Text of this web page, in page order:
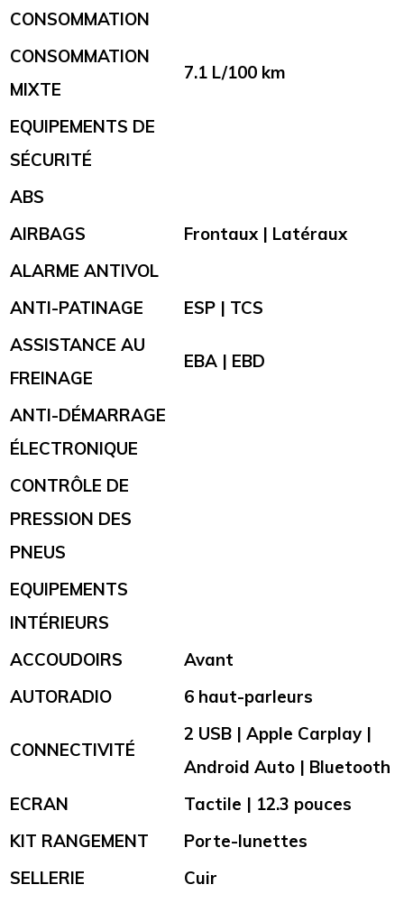
CONSOMMATION
CONSOMMATION
MIXTE
7.1 L/100 km
EQUIPEMENTS DE
SÉCURITÉ
ABS
AIRBAGS
Frontaux | Latéraux
ALARME ANTIVOL
ANTI-PATINAGE
ESP | TCS
ASSISTANCE AU
FREINAGE
EBA | EBD
ANTI-DÉMARRAGE
ÉLECTRONIQUE
CONTRÔLE DE
PRESSION DES
PNEUS
EQUIPEMENTS
INTÉRIEURS
ACCOUDOIRS
Avant
AUTORADIO
6 haut-parleurs
CONNECTIVITÉ
2 USB | Apple Carplay |
Android Auto | Bluetooth
ECRAN
Tactile | 12.3 pouces
KIT RANGEMENT
Porte-lunettes
SELLERIE
Cuir